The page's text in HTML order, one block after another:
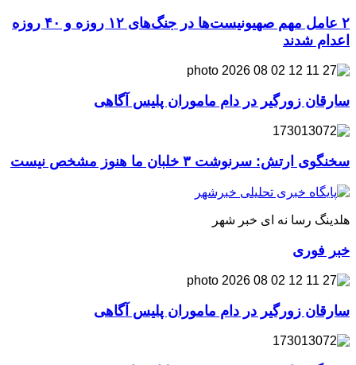
۲ عامل مهم صهیونیست‌ها در جنگ‌های ۱۲ روزه و ۴۰ روزه
اعدام شدند
سارقان زورگیر در دام ماموران پلیس آگاهی
سخنگوی ارتش: سرنوشت ۳ خلبان ما هنوز مشخص نیست
هلدینگ رسا نه ای خبر شهر
خبر فوری
سارقان زورگیر در دام ماموران پلیس آگاهی